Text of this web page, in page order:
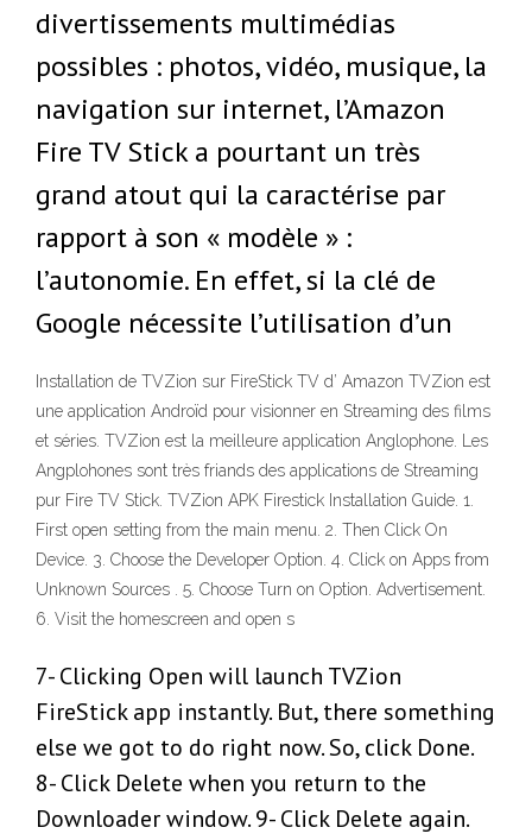
divertissements multimédias
possibles : photos, vidéo, musique, la
navigation sur internet, l’Amazon
Fire TV Stick a pourtant un très
grand atout qui la caractérise par
rapport à son « modèle » :
l’autonomie. En effet, si la clé de
Google nécessite l’utilisation d’un
Installation de TVZion sur FireStick TV d’ Amazon TVZion est
une application Androïd pour visionner en Streaming des films
et séries. TVZion est la meilleure application Anglophone. Les
Angplohones sont très friands des applications de Streaming
pur Fire TV Stick. TVZion APK Firestick Installation Guide. 1.
First open setting from the main menu. 2. Then Click On
Device. 3. Choose the Developer Option. 4. Click on Apps from
Unknown Sources . 5. Choose Turn on Option. Advertisement.
6. Visit the homescreen and open s
7- Clicking Open will launch TVZion
FireStick app instantly. But, there something
else we got to do right now. So, click Done.
8- Click Delete when you return to the
Downloader window. 9- Click Delete again.